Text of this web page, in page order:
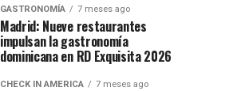
GASTRONOMÍA 7 meses ago
Madrid: Nueve restaurantes
impulsan la gastronomía
dominicana en RD Exquisita 2026
CHECK IN AMERICA 7 meses ago